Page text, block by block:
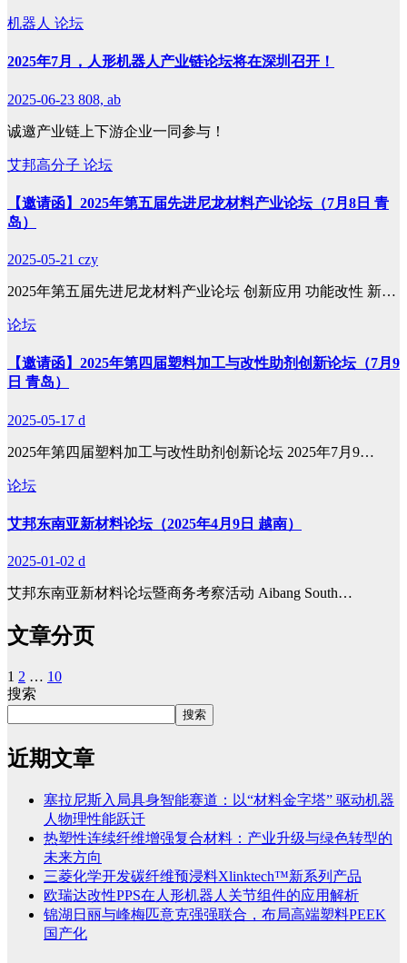
机器人 论坛
2025年7月，人形机器人产业链论坛将在深圳召开！
2025-06-23 808, ab
诚邀产业链上下游企业一同参与！
艾邦高分子 论坛
【邀请函】2025年第五届先进尼龙材料产业论坛（7月8日 青
岛）
2025-05-21 czy
2025年第五届先进尼龙材料产业论坛 创新应用 功能改性 新…
论坛
【邀请函】2025年第四届塑料加工与改性助剂创新论坛（7月9
日 青岛）
2025-05-17 d
2025年第四届塑料加工与改性助剂创新论坛 2025年7月9…
论坛
艾邦东南亚新材料论坛（2025年4月9日 越南）
2025-01-02 d
艾邦东南亚新材料论坛暨商务考察活动 Aibang South…
文章分页
1 2 … 10
搜索
搜索
近期文章
塞拉尼斯入局具身智能赛道：以“材料金字塔” 驱动机器
人物理性能跃迁
热塑性连续纤维增强复合材料：产业升级与绿色转型的
未来方向
三菱化学开发碳纤维预浸料Xlinktech™新系列产品
欧瑞达改性PPS在人形机器人关节组件的应用解析
锦湖日丽与峰梅匹意克强强联合，布局高端塑料PEEK
国产化